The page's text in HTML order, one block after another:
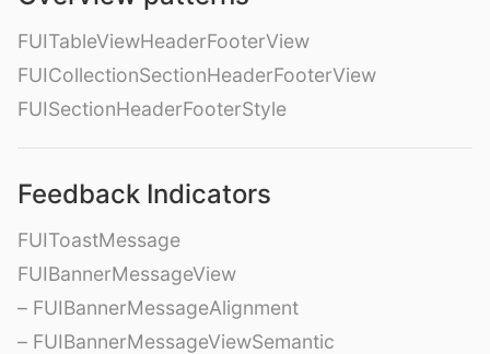
FUITableViewHeaderFooterView
FUICollectionSectionHeaderFooterView
FUISectionHeaderFooterStyle
Feedback Indicators
FUIToastMessage
FUIBannerMessageView
– FUIBannerMessageAlignment
– FUIBannerMessageViewSemantic